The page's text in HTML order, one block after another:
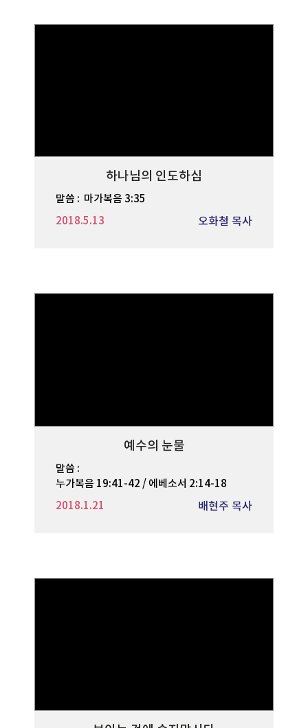
하나님의 인도하심
말씀 : 마가복음 3:35
오화철 목사
2018.5.13
예수의 눈물
말씀 :
누가복음 19:41-42 / 에베소서 2:14-18
배현주 목사
2018.1.21